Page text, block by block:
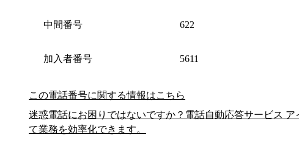
中間番号 622
加入者番号 5611
この電話番号に関する情報はこちら
迷惑電話にお困りではないですか？電話自動応答サービス
て業務を効率化できます。